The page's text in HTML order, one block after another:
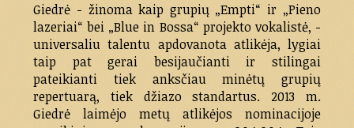
Giedrė - žinoma kaip grupių „Empti“ ir „Pieno
lazeriai“ bei „Blue in Bossa“ projekto vokalistė, -
universaliu talentu apdovanota atlikėja, lygiai
taip pat gerai besijaučianti ir stilingai
pateikianti tiek anksčiau minėtų grupių
repertuarą, tiek džiazo standartus. 2013 m.
Giedrė laimėjo metų atlikėjos nominacijoje